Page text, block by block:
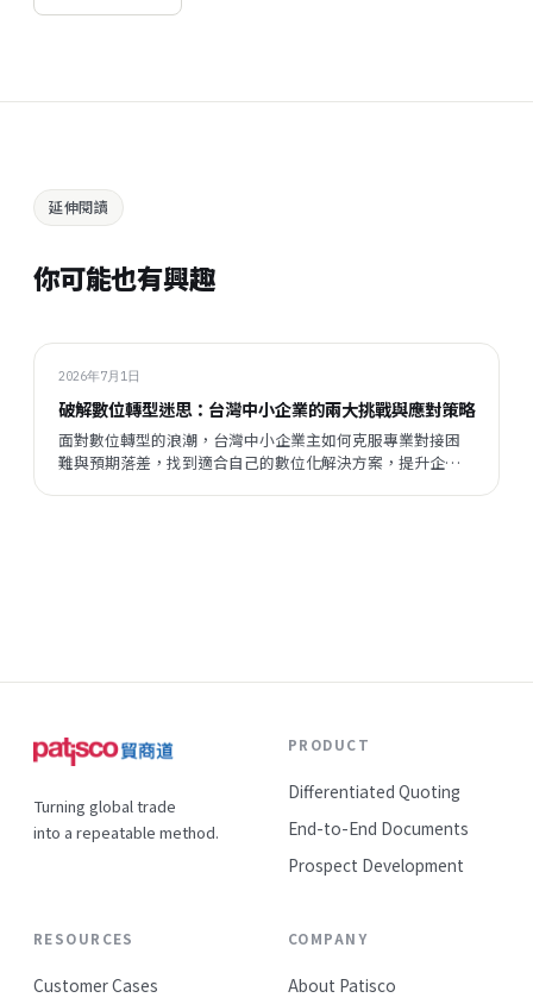
延伸閱讀
你可能也有興趣
2026年7月1日
破解數位轉型迷思：台灣中小企業的兩大挑戰與應對策略
面對數位轉型的浪潮，台灣中小企業主如何克服專業對接困
難與預期落差，找到適合自己的數位化解決方案，提升企業
Turning global trade
into a repeatable method.
PRODUCT
Differentiated Quoting
End-to-End Documents
Prospect Development
RESOURCES
Customer Cases
COMPANY
About Patisco